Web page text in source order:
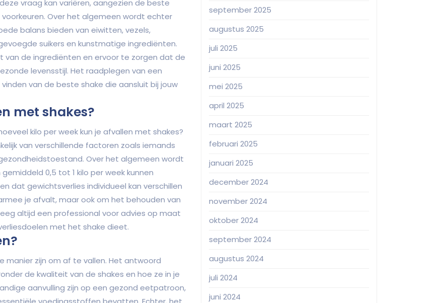
vraag kan variëren, aangezien de beste
Over het algemeen wordt echter
balans bieden van eiwitten, vezels,
suikers en kunstmatige ingrediënten.
van de ingrediënten en ervoor te zorgen dat de
levensstijl. Het raadplegen van een
van de beste shake die aansluit bij jouw
met shakes?
kilo per week kun je afvallen met shakes?
van verschillende factoren zoals iemands
Over het algemeen wordt
0,5 tot 1 kilo per week kunnen
dat gewichtsverlies individueel kan verschillen
je afvalt, maar ook om het behouden van
altijd een professional voor advies op maat
met het shake dieet.
manier zijn om af te vallen. Het antwoord
de kwaliteit van de shakes en hoe ze in je
aanvulling zijn op een gezond eetpatroon,
september 2025
augustus 2025
juli 2025
juni 2025
mei 2025
april 2025
maart 2025
februari 2025
januari 2025
december 2024
november 2024
oktober 2024
september 2024
augustus 2024
juli 2024
juni 2024